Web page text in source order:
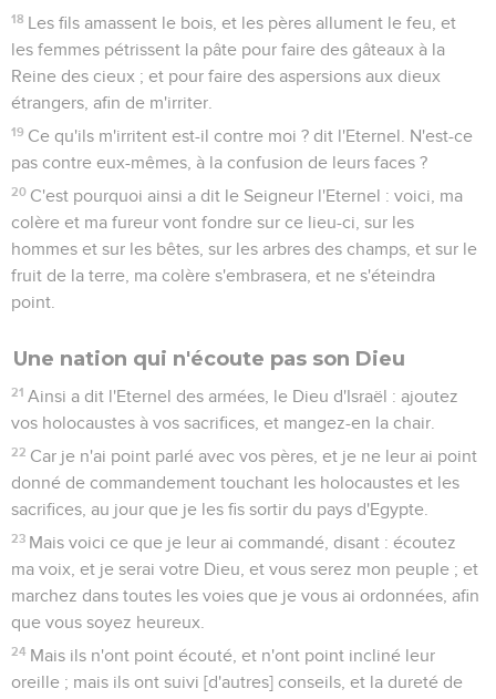
18 Les fils amassent le bois, et les pères allument le feu, et
les femmes pétrissent la pâte pour faire des gâteaux à la
Reine des cieux ; et pour faire des aspersions aux dieux
étrangers, afin de m'irriter.
19 Ce qu'ils m'irritent est-il contre moi ? dit l'Eternel. N'est-ce
pas contre eux-mêmes, à la confusion de leurs faces ?
20 C'est pourquoi ainsi a dit le Seigneur l'Eternel : voici, ma
colère et ma fureur vont fondre sur ce lieu-ci, sur les
hommes et sur les bêtes, sur les arbres des champs, et sur le
fruit de la terre, ma colère s'embrasera, et ne s'éteindra
point.
Une nation qui n'écoute pas son Dieu
21 Ainsi a dit l'Eternel des armées, le Dieu d'Israël : ajoutez
vos holocaustes à vos sacrifices, et mangez-en la chair.
22 Car je n'ai point parlé avec vos pères, et je ne leur ai point
donné de commandement touchant les holocaustes et les
sacrifices, au jour que je les fis sortir du pays d'Egypte.
23 Mais voici ce que je leur ai commandé, disant : écoutez
ma voix, et je serai votre Dieu, et vous serez mon peuple ; et
marchez dans toutes les voies que je vous ai ordonnées, afin
que vous soyez heureux.
24 Mais ils n'ont point écouté, et n'ont point incliné leur
oreille ; mais ils ont suivi [d'autres] conseils, et la dureté de